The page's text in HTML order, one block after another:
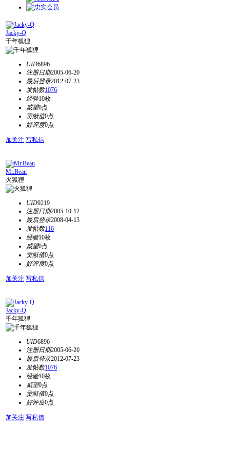
Jacky-Q
千年狐狸
UID6896
注册日期2005-06-20
最后登录2012-07-23
发帖数1076
经验10枚
威望0点
贡献值0点
好评度0点
加关注 写私信
Mr.Bean
火狐狸
UID9219
注册日期2005-10-12
最后登录2008-04-13
发帖数116
经验10枚
威望0点
贡献值0点
好评度0点
加关注 写私信
Jacky-Q
千年狐狸
UID6896
注册日期2005-06-20
最后登录2012-07-23
发帖数1076
经验10枚
威望0点
贡献值0点
好评度0点
加关注 写私信